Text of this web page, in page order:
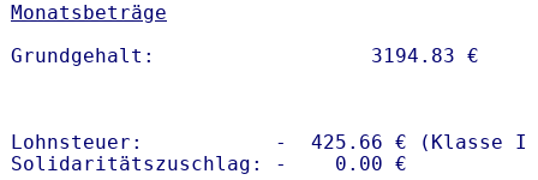
Monatsbeträge
Lohnsteuer:           -  425.66 € (Klasse I)
Solidaritätszuschlag: -    0.00 €